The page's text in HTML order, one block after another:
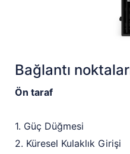
Bağlantı
Ön taraf
1. Güç Düğmesi
2. Küresel Kulaklık Girişi